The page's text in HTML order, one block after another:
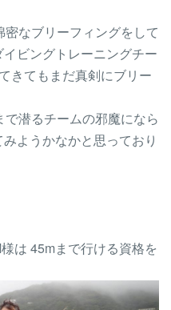
なブリーフィングをして
ビングトレーニングチー
きてもまだ真剣にブリー
潜るチームの邪魔になら
ようかなかと思っており
は 45mまで行ける資格を